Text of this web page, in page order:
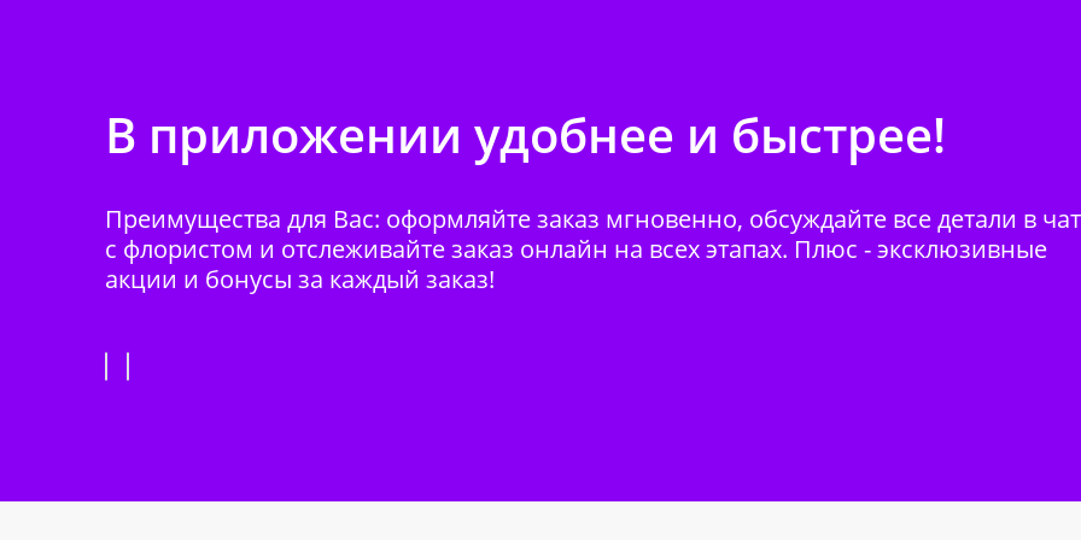
В приложении удобнее и быстрее!
Преимущества для Вас: оформляйте заказ мгновенно, обсуждайте все детали в
с флористом и отслеживайте заказ онлайн на всех этапах. Плюс - эксклюзивные
акции и бонусы за каждый заказ!